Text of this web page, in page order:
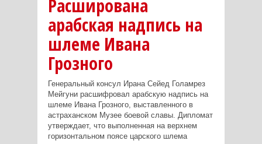
Расширована
арабская надпись на
шлеме Ивана
Грозного
Генеральный консул Ирана Сейед Голамрез
Мейгуни расшифровал арабскую надпись на
шлеме Ивана Грозного, выставленного в
астраханском Музее боевой славы. Дипломат
утверждает, что выполненная на верхнем
горизонтальном поясе царского шлема